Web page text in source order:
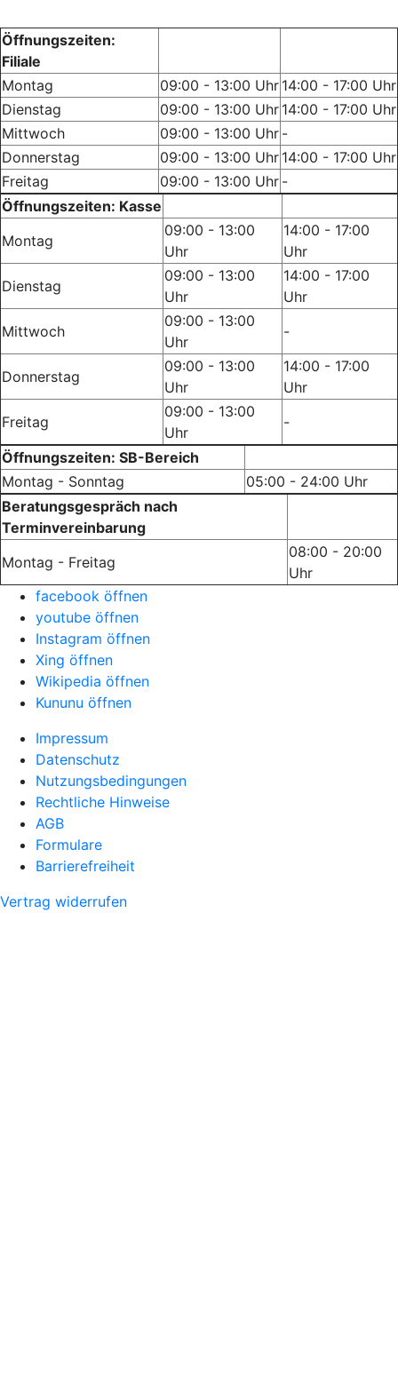
Öffnungszeiten:
Filiale
Montag
09:00 - 13:00 Uhr 14:00 - 17:00 Uhr
Dienstag
09:00 - 13:00 Uhr 14:00 - 17:00 Uhr
Mittwoch
09:00 - 13:00 Uhr -
Donnerstag
09:00 - 13:00 Uhr 14:00 - 17:00 Uhr
Freitag
09:00 - 13:00 Uhr -
Öffnungszeiten: Kasse
Montag
09:00 - 13:00
Uhr
14:00 - 17:00
Uhr
Dienstag
09:00 - 13:00
Uhr
14:00 - 17:00
Uhr
Mittwoch
09:00 - 13:00
Uhr
-
Donnerstag
09:00 - 13:00
Uhr
14:00 - 17:00
Uhr
Freitag
09:00 - 13:00
Uhr
-
Öffnungszeiten: SB-Bereich
Montag - Sonntag
05:00 - 24:00 Uhr
Beratungsgespräch nach
Terminvereinbarung
Montag - Freitag
08:00 - 20:00
Uhr
facebook öffnen
youtube öffnen
Instagram öffnen
Xing öffnen
Wikipedia öffnen
Kununu öffnen
Impressum
Datenschutz
Nutzungsbedingungen
Rechtliche Hinweise
AGB
Formulare
Barrierefreiheit
Vertrag widerrufen